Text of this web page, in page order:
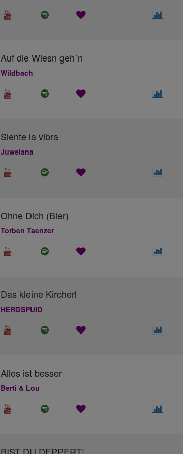
Auf die Wiesn geh´n
Wildbach
Siente la vibra
Juwelana
Ohne Dich (Bier)
Torben Taenzer
Das kleine Kircherl
HERGSPUID
Alles ist besser
Berti & Lou
BIST DU DEPPERT!